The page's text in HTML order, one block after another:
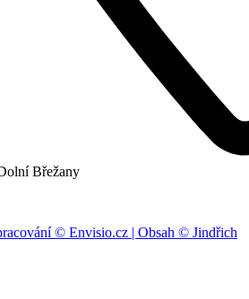
Břežany
© Envisio.cz | Obsah © Jindřich